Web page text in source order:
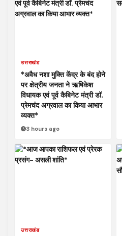
उत्तराखंड
*अवैध नशा मुक्ति केंद्र के बंद होने
पर क्षेत्रीय जनता ने ऋषिकेश
विधायक एवं पूर्व कैबिनेट मंत्री डॉ.
प्रेमचंद अग्रवाल का किया आभार
व्यक्त*
3 hours ago
उत्तराखंड